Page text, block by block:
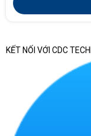
Nếu doanh
số lượng
bàn giao và
có thể tham
laptop
KẾT NỐI VỚI CDC